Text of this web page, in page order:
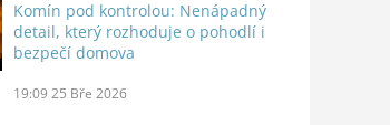
Komín pod kontrolou: Nenápadný
detail, který rozhoduje o pohodlí i
bezpečí domova
19:09 25 Bře 2026